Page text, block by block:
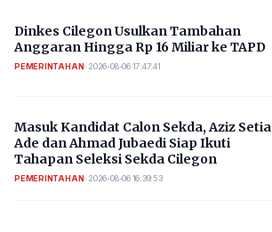
Dinkes Cilegon Usulkan Tambahan
Anggaran Hingga Rp 16 Miliar ke TAPD
PEMERINTAHAN• 2026-08-06 17:47:41
Masuk Kandidat Calon Sekda, Aziz Setia
Ade dan Ahmad Jubaedi Siap Ikuti
Tahapan Seleksi Sekda Cilegon
PEMERINTAHAN• 2026-08-06 16:39:53